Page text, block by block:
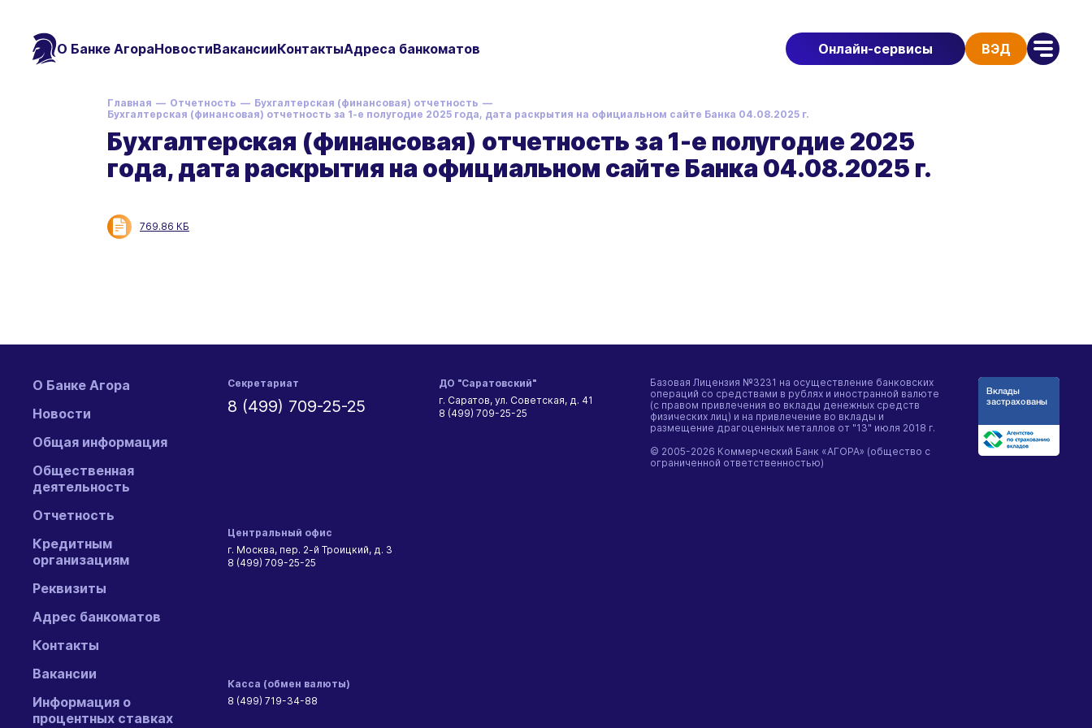
О Банке АгораНовостиВакансииКонтактыАдреса банкоматов Онлайн-сервисы ВЭД
Главная Отчетность
Бухгалтерская (финансовая) отчетность
Бухгалтерская (финансовая) отчетность за 1-е полугодие 2025 года, дата раскрытия на официальном сайте Банка 04.08.2025 г.
Бухгалтерская (финансовая) отчетность за 1-е полугодие 2025
года, дата раскрытия на официальном сайте Банка 04.08.2025 г.
769.86 КБ
О Банке Агора
Новости
Общая информация
Общественная
деятельность
Отчетность
Кредитным
организациям
Реквизиты
Адрес банкоматов
Контакты
Вакансии
Информация о
процентных ставках
Секретариат
8 (499) 709-25-25
Центральный офис
г. Москва, пер. 2-й Троицкий, д. 3
8 (499) 709-25-25
Касса (обмен валюты)
8 (499) 719-34-88
ДО "Саратовский"
г. Саратов, ул. Советская, д. 41
8 (499) 709-25-25
Базовая Лицензия №3231 на осуществление банковских
операций со средствами в рублях и иностранной валюте
(с правом привлечения во вклады денежных средств
физических лиц) и на привлечение во вклады и
размещение драгоценных металлов от "13" июля 2018 г.
© 2005-2026 Коммерческий Банк «АГОРА» (общество с
ограниченной ответственностью)